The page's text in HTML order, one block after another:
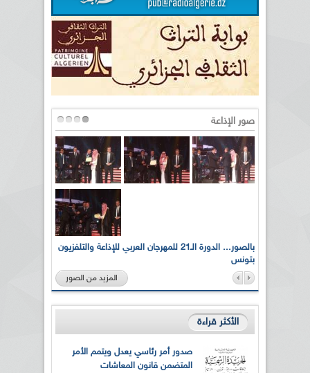
صور الإذاعة
بالصور... الدورة الـ21 للمهرجان العربي للإذاعة والتلفزيون
بتونس
المزيد من الصور
الأكثر قراءة
صدور أمر رئاسي يعدل ويتمم الأمر
المتضمن قانون المعاشات